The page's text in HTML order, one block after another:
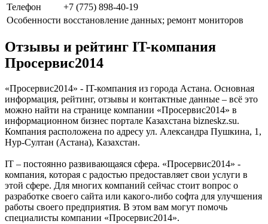
Телефон
+7 (775) 898-40-19
Особенности восстановление данных; ремонт мониторов
Отзывы и рейтинг IT-компания
Просервис2014
«Просервис2014» - IT-компания из города Астана. Основная
информация, рейтинг, отзывы и контактные данные – всё это
можно найти на странице компании «Просервис2014» в
информационном бизнес портале Казахстана bizneskz.su.
Компания расположена по адресу ул. Александра Пушкина, 1,
Нур-Султан (Астана), Казахстан.
IT – постоянно развивающаяся сфера. «Просервис2014» -
компания, которая с радостью предоставляет свои услуги в
этой сфере. Для многих компаний сейчас стоит вопрос о
разработке своего сайта или какого-либо софта для улучшения
работы своего предприятия. В этом вам могут помочь
специалисты компании «Просервис2014».